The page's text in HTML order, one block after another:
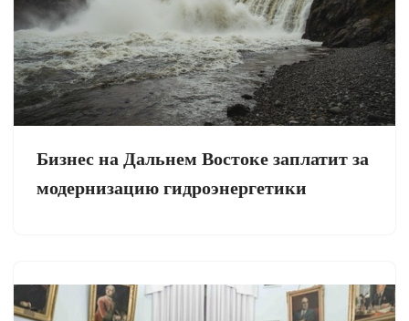
Бизнес на Дальнем Востоке заплатит за
модернизацию гидроэнергетики